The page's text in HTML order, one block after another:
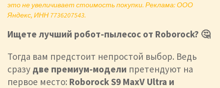
это не увеличивает стоимость покупки. Реклама: ООО
Яндекс, ИНН 7736207543.
Ищете лучший робот-пылесос от Roborock? 🤔
Тогда вам предстоит непростой выбор. Ведь
сразу две премиум-модели претендуют на
первое место: Roborock S9 MaxV Ultra и